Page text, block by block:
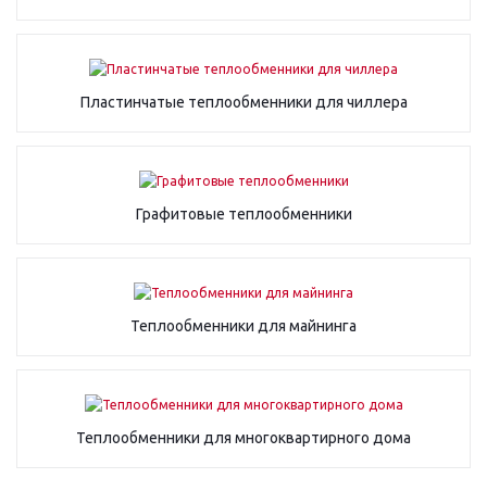
Пластинчатые теплообменники для чиллера
Графитовые теплообменники
Теплообменники для майнинга
Теплообменники для многоквартирного дома